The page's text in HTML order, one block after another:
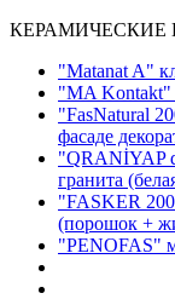
КЕРАМИЧЕСКИЕ
"Matanat A"
"MA Kontakt"
"FasNatural
фасаде
"QRANİYAP
гранита
"FASKER
(порошок +
"PENOFAS"